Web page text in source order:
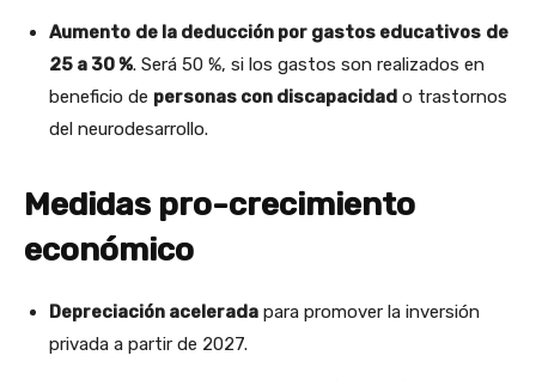
Aumento de la deducción por gastos educativos de
25 a 30 %. Será 50 %, si los gastos son realizados en
beneficio de personas con discapacidad o trastornos
del neurodesarrollo.
Medidas pro-crecimiento
económico
Depreciación acelerada para promover la inversión
privada a partir de 2027.